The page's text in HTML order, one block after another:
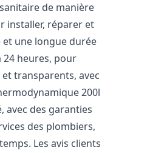
de manière
installer, réparer et
une longue durée
heures, pour
transparents, avec
200l
avec des garanties
des plombiers,
Les avis clients